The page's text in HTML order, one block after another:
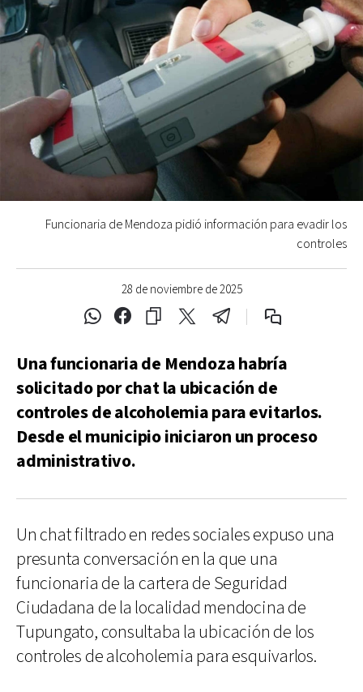
28 de noviembre de 2025
Funcionaria de Mendoza pidió información para evadir los
controles
Una funcionaria de Mendoza habría
solicitado por chat la ubicación de
controles de alcoholemia para evitarlos.
Desde el municipio iniciaron un proceso
administrativo.
Un chat filtrado en redes sociales expuso una
presunta conversación en la que una
funcionaria de la cartera de Seguridad
Ciudadana de la localidad mendocina de
Tupungato, consultaba la ubicación de los
controles de alcoholemia para esquivarlos.